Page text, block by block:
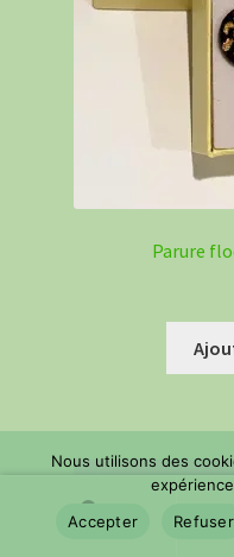
Parure
Recherche
Recherche
Nous utilisons des
Accepter
Refuser